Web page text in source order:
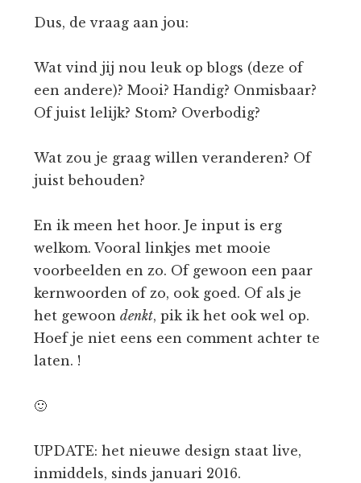
Dus, de vraag aan jou:
Wat vind jij nou leuk op blogs (deze of
een andere)? Mooi? Handig? Onmisbaar?
Of juist lelijk? Stom? Overbodig?
Wat zou je graag willen veranderen? Of
juist behouden?
En ik meen het hoor. Je input is erg
welkom. Vooral linkjes met mooie
voorbeelden en zo. Of gewoon een paar
kernwoorden of zo, ook goed. Of als je
het gewoondenkt, pik ik het ook wel op.
Hoef je niet eens een comment achter te
laten. !
🙂
UPDATE: het nieuwe design staat live,
inmiddels, sinds januari 2016.